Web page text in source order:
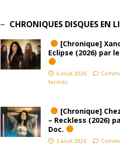
CHRONIQUES DISQUES EN
[Chronique]
Eclipse (2026) par
6 août 2026
fermés
[Chronique]
– Reckless (2026)
Doc.
3 août 2026